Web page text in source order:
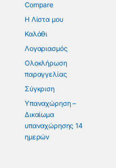
Compare
Η Λίστα μου
Καλάθι
Λογαριασμός
Ολοκλήρωση
παραγγελίας
Σύγκριση
Υπαναχώρηση –
Δικαίωμα
υπαναχώρησης 14
ημερών